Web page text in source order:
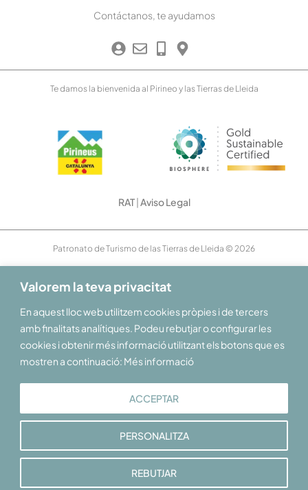
Valorem la teva privacitat
En aquest lloc web utilitzem cookies pròpies i de tercers
amb finalitats analítiques. Podeu rebutjar o configurar les
cookies i obtenir més informació utilitzant els botons que es
mostren a continuació: Més informació
PERSONALITZA
REBUTJAR
ACCEPTAR
Contáctanos, te ayudamos
Te damos la bienvenida al Pirineo y las Tierras de Lleida
RAT|Aviso Legal
Patronato de Turismo de las Tierras de Lleida © 2026